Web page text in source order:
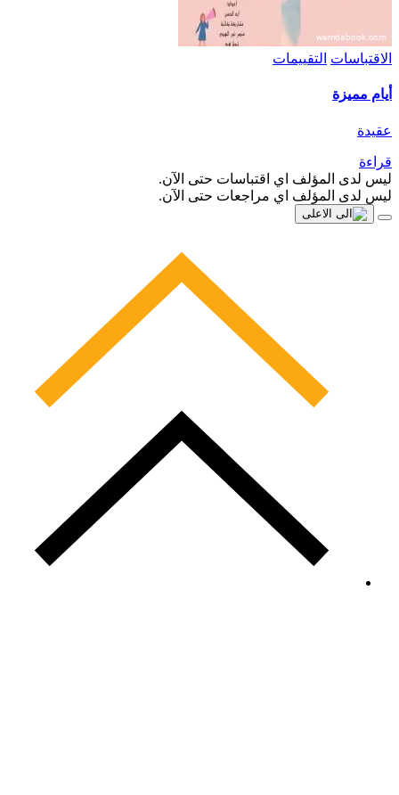
الاقتباسات التقييمات
أيام مميزة
عقيدة
قراءة
ليس لدى المؤلف اي اقتباسات حتى الآن.
ليس لدى المؤلف اي مراجعات حتى الآن.